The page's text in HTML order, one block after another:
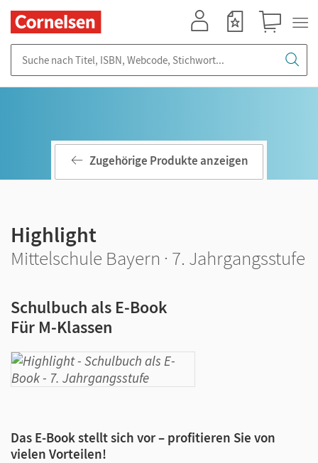
Zugehörige Produkte anzeigen
Highlight
Mittelschule Bayern · 7. Jahrgangsstufe
Schulbuch als E-Book
Für M-Klassen
Das E-Book stellt sich vor – profitieren Sie von
vielen Vorteilen!